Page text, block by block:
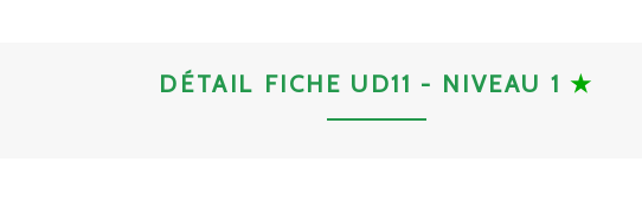
DÉTAIL FICHE UD11 - NIVEAU 1 ★